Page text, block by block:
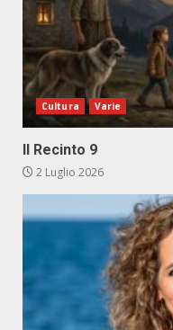
Cultura Varie
Il Recinto 9
2 Luglio 2026